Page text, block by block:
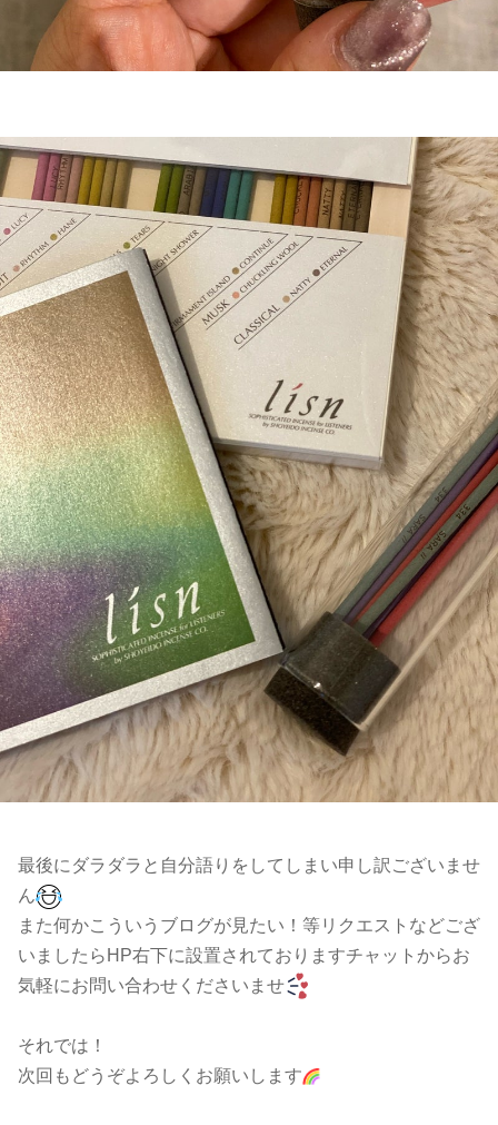
最後にダラダラと自分語りをしてしまい申し訳ございませ
ん
また何かこういうブログが見たい！等リクエストなどござ
いましたらHP右下に設置されておりますチャットからお
気軽にお問い合わせくださいませ
それでは！
次回もどうぞよろしくお願いします